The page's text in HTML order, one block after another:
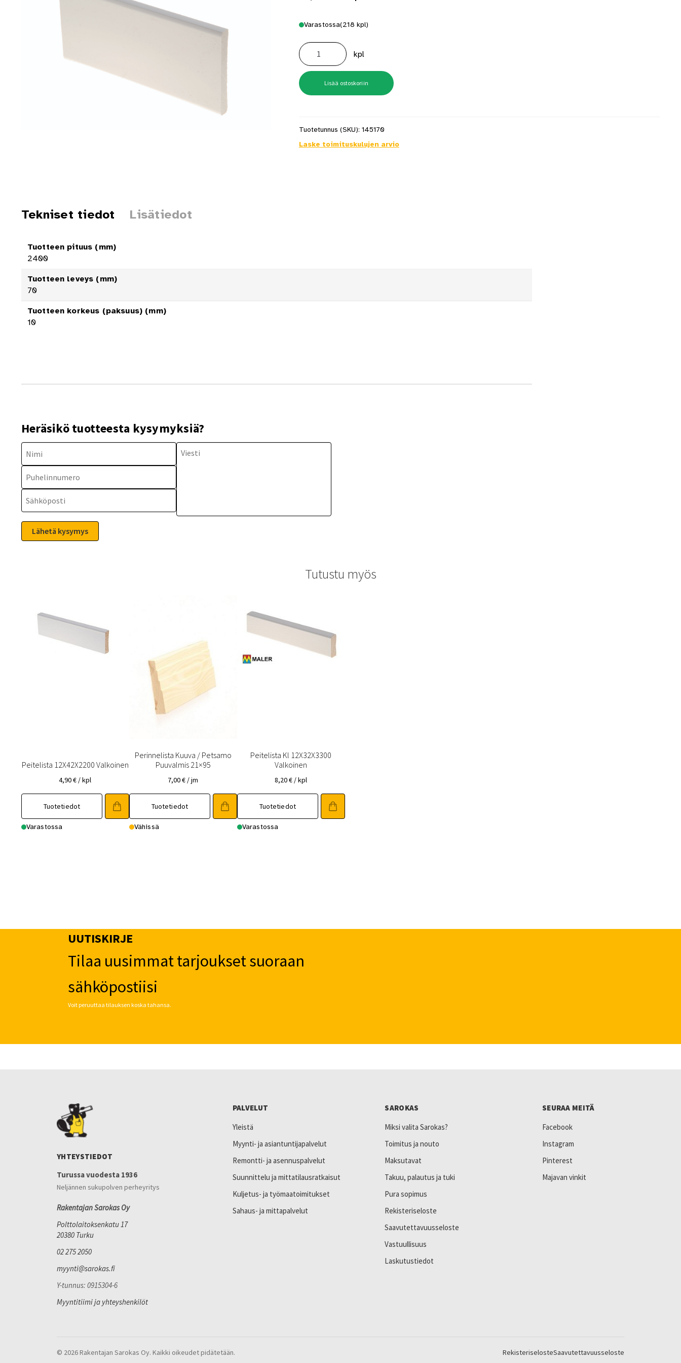
Varastossa(218 kpl)
KL
10X70X2400
Valk
PVC
Maler
määrä
kpl
Lisää ostoskoriin
Tuotetunnus (SKU): 145170
Laske toimituskulujen arvio
Tekniset tiedot Lisätiedot
Tuotteen pituus (mm)
2400
Tuotteen leveys (mm)
70
Tuotteen korkeus (paksuus) (mm)
10
Heräsikö tuotteesta kysymyksiä?
Tutustu myös
Peitelista 12X42X2200 Valkoinen
4,90€ / kpl
Tuotetiedot
Varastossa
Perinnelista Kuuva / Petsamo
Puuvalmis 21×95
7,00€ / jm
Tuotetiedot
Vähissä
Peitelista Kl 12X32X3300
Valkoinen
8,20€ / kpl
Tuotetiedot
Varastossa
UUTISKIRJE
Tilaa uusimmat tarjoukset suoraan
sähköpostiisi
Voit peruuttaa tilauksen koska tahansa.
YHTEYSTIEDOT
Turussa vuodesta 1936
Neljännen sukupolven perheyritys
Rakentajan Sarokas Oy
Polttolaitoksenkatu 17
20380 Turku
02 275 2050
myynti@sarokas.fi
Y-tunnus: 0915304-6
Myyntitiimi ja yhteyshenkilöt
PALVELUT
Yleistä
Myynti- ja asiantuntijapalvelut
Remontti- ja asennuspalvelut
Suunnittelu ja mittatilausratkaisut
Kuljetus- ja työmaatoimitukset
Sahaus- ja mittapalvelut
SAROKAS
Miksi valita Sarokas?
Toimitus ja nouto
Maksutavat
Takuu, palautus ja tuki
Pura sopimus
Rekisteriseloste
Saavutettavuusseloste
Vastuullisuus
Laskutustiedot
SEURAA MEITÄ
Facebook
Instagram
Pinterest
Majavan vinkit
© 2026 Rakentajan Sarokas Oy. Kaikki oikeudet pidätetään. RekisteriselosteSaavutettavuusseloste